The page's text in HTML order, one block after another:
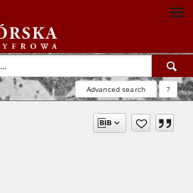
Advanced search ?